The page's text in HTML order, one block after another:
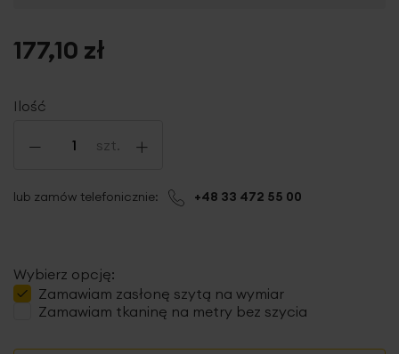
177,10 zł
Ilość
- szt. +
lub zamów telefonicznie: +48 33 472 55 00
Wybierz opcję:
Zamawiam zasłonę szytą na wymiar
Zamawiam tkaninę na metry bez szycia